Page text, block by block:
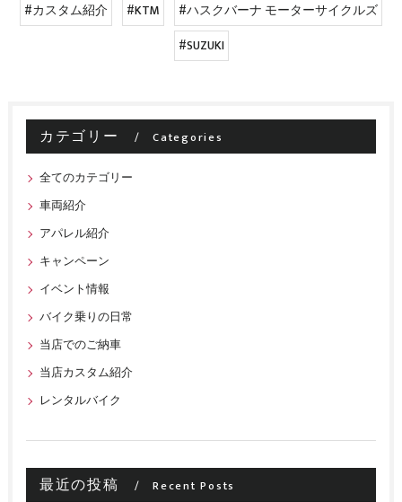
#カスタム紹介
#KTM
#ハスクバーナ モーターサイクルズ
#SUZUKI
カテゴリー Categories
全てのカテゴリー
車両紹介
アパレル紹介
キャンペーン
イベント情報
バイク乗りの日常
当店でのご納車
当店カスタム紹介
レンタルバイク
最近の投稿 Recent Posts